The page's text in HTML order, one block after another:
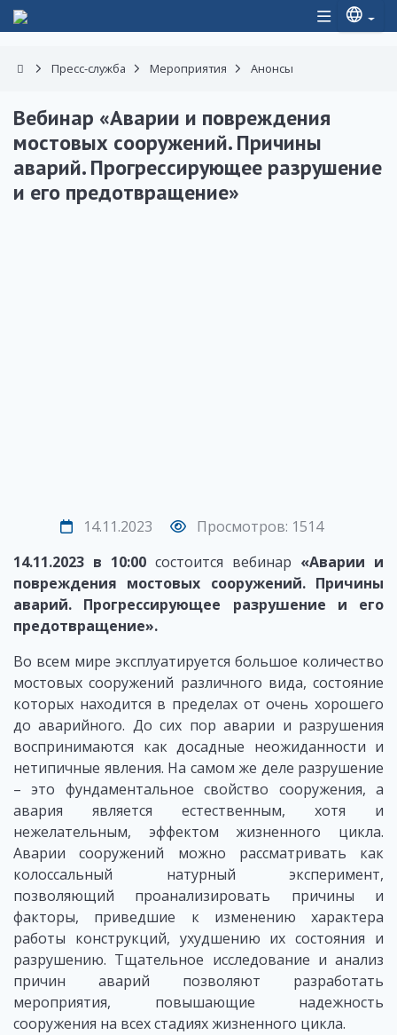
Пресс-служба Мероприятия Анонсы
Вебинар «Аварии и повреждения
мостовых сооружений. Причины
аварий. Прогрессирующее разрушение
и его предотвращение»
14.11.2023
Просмотров: 1514
14.11.2023 в 10:00 состоится вебинар «Аварии и
повреждения мостовых сооружений. Причины
аварий. Прогрессирующее разрушение и его
предотвращение».
Во всем мире эксплуатируется большое количество
мостовых сооружений различного вида, состояние
которых находится в пределах от очень хорошего
до аварийного. До сих пор аварии и разрушения
воспринимаются как досадные неожиданности и
нетипичные явления. На самом же деле разрушение
– это фундаментальное свойство сооружения, а
авария является естественным, хотя и
нежелательным, эффектом жизненного цикла.
Аварии сооружений можно рассматривать как
колоссальный натурный эксперимент,
позволяющий проанализировать причины и
факторы, приведшие к изменению характера
работы конструкций, ухудшению их состояния и
разрушению. Тщательное исследование и анализ
причин аварий позволяют разработать
мероприятия, повышающие надежность
сооружения на всех стадиях жизненного цикла.